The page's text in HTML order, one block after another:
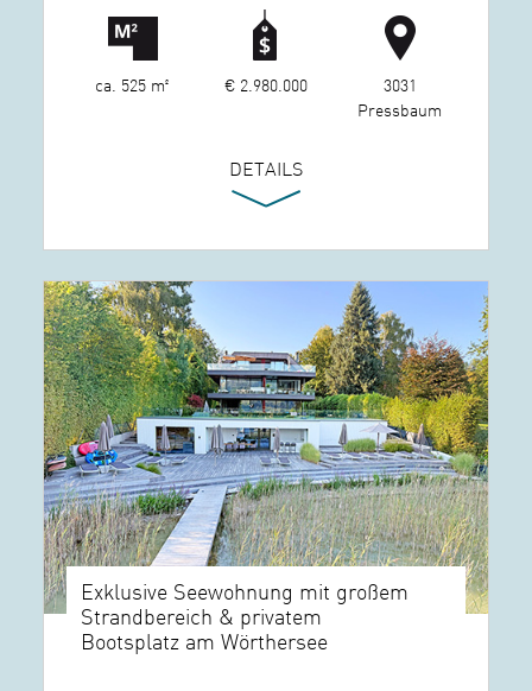
ca. 525 m² € 2.980.000
3031
Pressbaum
DETAILS
Exklusive Seewohnung mit großem
Strandbereich & privatem
Bootsplatz am Wörthersee